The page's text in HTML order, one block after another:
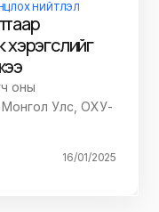
НИЙТЛЭЛ
хэрэгслийг
оны
Монгол Улс, ОХУ-
16/01/2025